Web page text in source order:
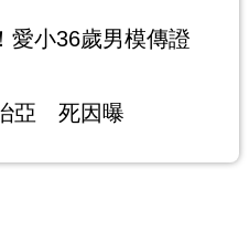
愛小36歲男模傳證
亞 死因曝